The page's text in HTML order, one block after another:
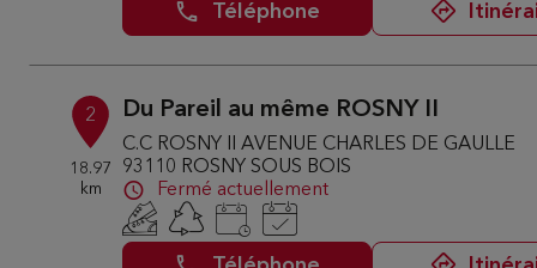
Téléphone
2
18.97
km
Du Pareil au même ROSNY II
C.C ROSNY II AVENUE CHARLES DE GAULLE
93110 ROSNY SOUS BOIS
Fermé actuellement